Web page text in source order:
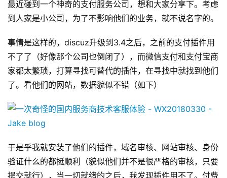
最近碰到一个神奇的支付服务公司，想和大家分享下。考虑
到人家是小公司，为了不影响他们的业务，就不说名字的。
事情是这样的，discuz升级到3.4之后，之前的支付插件用
不了了（好像那个公司也倒闭了），而微信支付和支付宝商
家都太繁琐，打算寻找可替代的插件，在寻找中就找到他们
了。看他们的网站，数据貌似不错（如下）
于是乎我就安装了他们的插件，域名审核、网站审核、身份
验证什么的都挺顺利（貌似他们并不是很严格的审核，只要
提交就行），当一切就绪的之后，我发现插件用不了。付费